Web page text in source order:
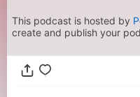
This podcast is hosted by
create and publish your